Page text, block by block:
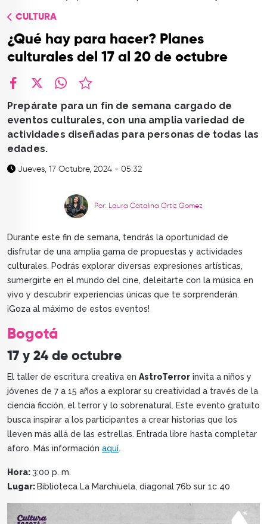
CONTACTO
CULTURA
¿Qué hay para hacer? Planes
culturales del 17 al 20 de octubre
Prepárate para un fin de semana cargado de
eventos culturales, con una amplia variedad de
actividades diseñadas para personas de todas las
edades.
Jueves, 17 Octubre, 2024 - 05:32
Por: Laura Catalina Ortiz Gomez
Durante este fin de semana, tendrás la oportunidad de
disfrutar de una amplia gama de propuestas y actividades
culturales. Podrás explorar diversas expresiones artísticas,
sumergirte en el mundo del cine, deleitarte con la música en
vivo y descubrir experiencias únicas que te sorprenderán.
¡Goza al máximo de estos eventos!
Bogotá
17 y 24 de octubre
El taller de escritura creativa en AstroTerror invita a niños y
jóvenes de 7 a 15 años a explorar su creatividad a través de la
ciencia ficción, el terror y lo sobrenatural. Este evento gratuito
busca inspirar a los participantes a crear historias que los
lleven más allá de las estrellas. Entrada libre hasta completar
aforo. Más información aquí.
Hora: 3:00 p. m.
Lugar: Biblioteca La Marchiuela, diagonal 76b sur 1c 40